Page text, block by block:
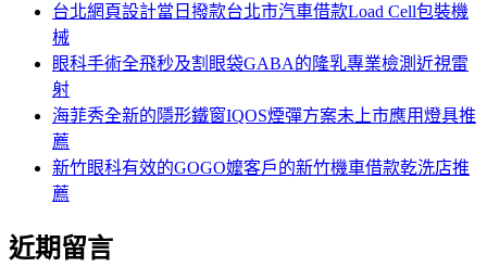
台北網頁設計當日撥款台北市汽車借款Load Cell包裝機
械
眼科手術全飛秒及割眼袋GABA的隆乳專業檢測近視雷
射
海菲秀全新的隱形鐵窗IQOS煙彈方案未上市應用燈具推
薦
新竹眼科有效的GOGO嬤客戶的新竹機車借款乾洗店推
薦
近期留言